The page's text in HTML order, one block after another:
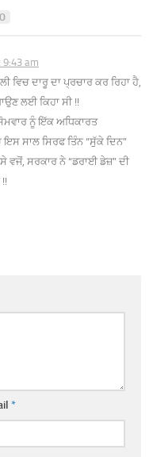
0
9:43 am
ਵਿਚ ਦਾਰੂ ਦਾ ਪ੍ਰਚਾਰ ਕਰ ਰਿਹਾ ਹੈ,
ਲਈ ਕਿਹਾ ਸੀ !!
ਨੂੰ ਇੱਕ ਅਧਿਕਾਰਤ
ਇਸ ਸਾਲ ਸਿਰਫ ਤਿੰਨ “ਸੁੱਕੇ ਦਿਨ”
ਵਜੋਂ, ਸਰਕਾਰ ਨੇ “ਡਰਾਈ ਡੇਜ਼” ਦੀ
*